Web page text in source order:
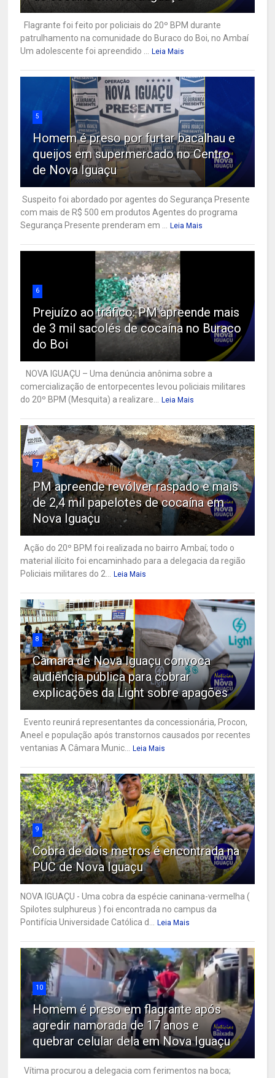
Flagrante foi feito por policiais do 20º BPM durante
patrulhamento na comunidade do Buraco do Boi, no Ambaí
Um adolescente foi apreendido ...
Leia Mais
5
Homem é preso por furtar bacalhau e
queijos em supermercado no Centro
de Nova Iguaçu
Suspeito foi abordado por agentes do Segurança Presente
com mais de R$ 500 em produtos Agentes do programa
Segurança Presente prenderam em ...
Leia Mais
6
Prejuízo ao tráfico: PM apreende mais
de 3 mil sacolés de cocaína no Buraco
do Boi
NOVA IGUAÇU – Uma denúncia anônima sobre a
comercialização de entorpecentes levou policiais militares
do 20º BPM (Mesquita) a realizare...
Leia Mais
7
PM apreende revólver raspado e mais
de 2,4 mil papelotes de cocaína em
Nova Iguaçu
Ação do 20º BPM foi realizada no bairro Ambaí; todo o
material ilícito foi encaminhado para a delegacia da região
Policiais militares do 2...
Leia Mais
8
Câmara de Nova Iguaçu convoca
audiência pública para cobrar
explicações da Light sobre apagões
Evento reunirá representantes da concessionária, Procon,
Aneel e população após transtornos causados por recentes
ventanias A Câmara Munic...
Leia Mais
9
Cobra de dois metros é encontrada na
PUC de Nova Iguaçu
NOVA IGUAÇU - Uma cobra da espécie caninana-vermelha (
Spilotes sulphureus ) foi encontrada no campus da
Pontifícia Universidade Católica d...
Leia Mais
10
Homem é preso em flagrante após
agredir namorada de 17 anos e
quebrar celular dela em Nova Iguaçu
Vítima procurou a delegacia com ferimentos na boca;